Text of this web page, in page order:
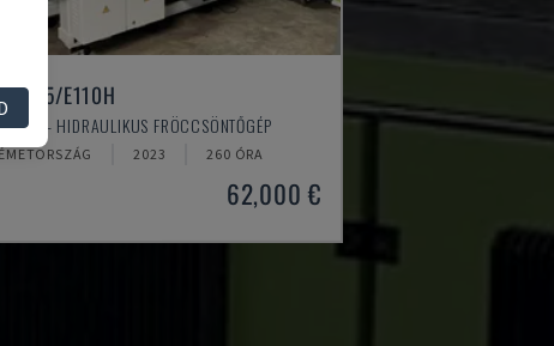
E110H
- HIDRAULIKUS FRÖCCSÖNTŐGÉP
2023 260 ÓRA
62,000 €